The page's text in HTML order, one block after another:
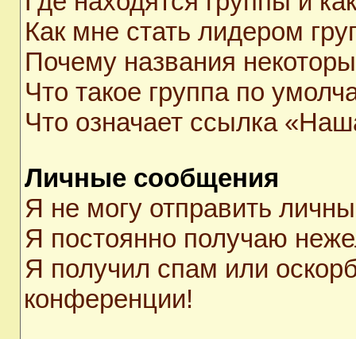
Как мне стать лидером
Почему названия
Что такое группа по
Что означает ссылка
Личные сообщения
Я не могу отправить
Я постоянно получаю
Я получил спам или
конференции!